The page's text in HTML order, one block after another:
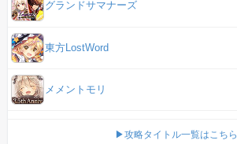
グランドサマナーズ
東方LostWord
メメントモリ
▶攻略タイトル一覧はこちら